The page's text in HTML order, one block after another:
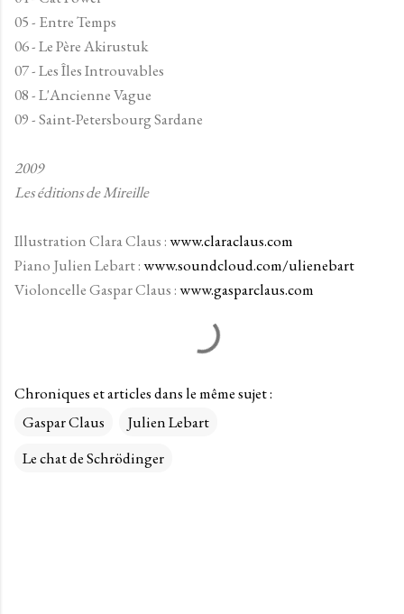
05 - Entre Temps
06 - Le Père Akirustuk
07 - Les Îles Introuvables
08 - L'Ancienne Vague
09 - Saint-Petersbourg Sardane
2009
Les éditions de Mireille
Illustration Clara Claus :www.claraclaus.com
Piano Julien Lebart :www.soundcloud.com/ulienebart
Violoncelle Gaspar Claus :www.gasparclaus.com
Chroniques et articles dans le même sujet :
Gaspar Claus
Julien Lebart
Le chat de Schrödinger